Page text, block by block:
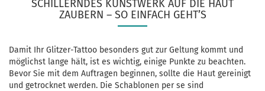
SCHILLERNDES KUNSTWERK AUF DIE HAUT
ZAUBERN – SO EINFACH GEHT’S
Damit Ihr Glitzer-Tattoo besonders gut zur Geltung kommt und
möglichst lange hält, ist es wichtig, einige Punkte zu beachten.
Bevor Sie mit dem Auftragen beginnen, sollte die Haut gereinigt
und getrocknet werden. Die Schablonen per se sind